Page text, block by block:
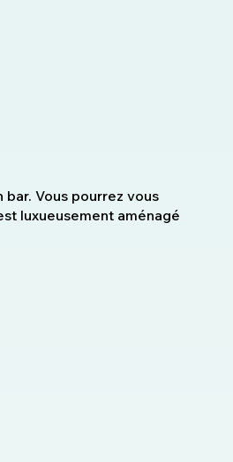
Vous pourrez vous
luxueusement aménagé